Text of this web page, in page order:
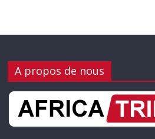
A propos de nous